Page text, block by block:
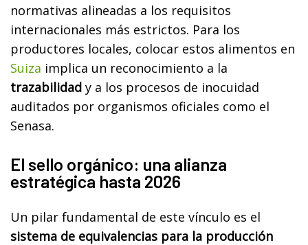
normativas alineadas a los requisitos
internacionales más estrictos. Para los
productores locales, colocar estos alimentos en
Suiza implica un reconocimiento a la
trazabilidad y a los procesos de inocuidad
auditados por organismos oficiales como el
Senasa.
El sello orgánico: una alianza
estratégica hasta 2026
Un pilar fundamental de este vínculo es el
sistema de equivalencias para la producción